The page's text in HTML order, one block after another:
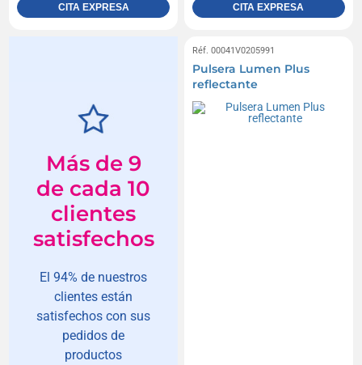
CITA EXPRESA CITA EXPRESA
Más de 9
de cada 10
clientes
satisfechos
El 94% de nuestros
clientes están
satisfechos con sus
pedidos de
productos
Réf. 00041V0205991
Pulsera Lumen Plus
reflectante